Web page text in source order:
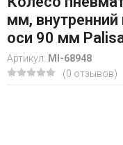
мм,
оси 90 мм
Артикул: MI-68948
(0 отзывов)